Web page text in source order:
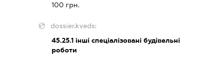
100 грн.
dossier.kveds:
45.25.1інші спеціалізовані будівельні
роботи